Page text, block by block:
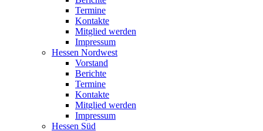
Termine
Kontakte
Mitglied werden
Impressum
Hessen Nordwest
Vorstand
Berichte
Termine
Kontakte
Mitglied werden
Impressum
Hessen Süd